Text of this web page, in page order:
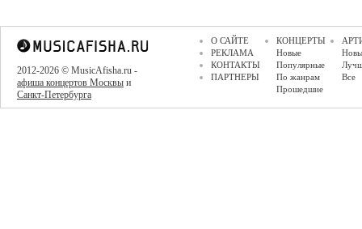
2012-2026 © MusicAfisha.ru -
афиша концертов Москвы и
Санкт-Петербурга
О САЙТЕ
РЕКЛАМА
КОНТАКТЫ
ПАРТНЕРЫ
КОНЦЕРТЫ
Новые
Популярные
По жанрам
Прошедшие
Все